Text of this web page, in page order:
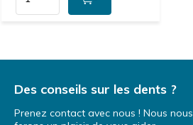
Des conseils sur les dents ?
Prenez contact avec nous ! Nous nous